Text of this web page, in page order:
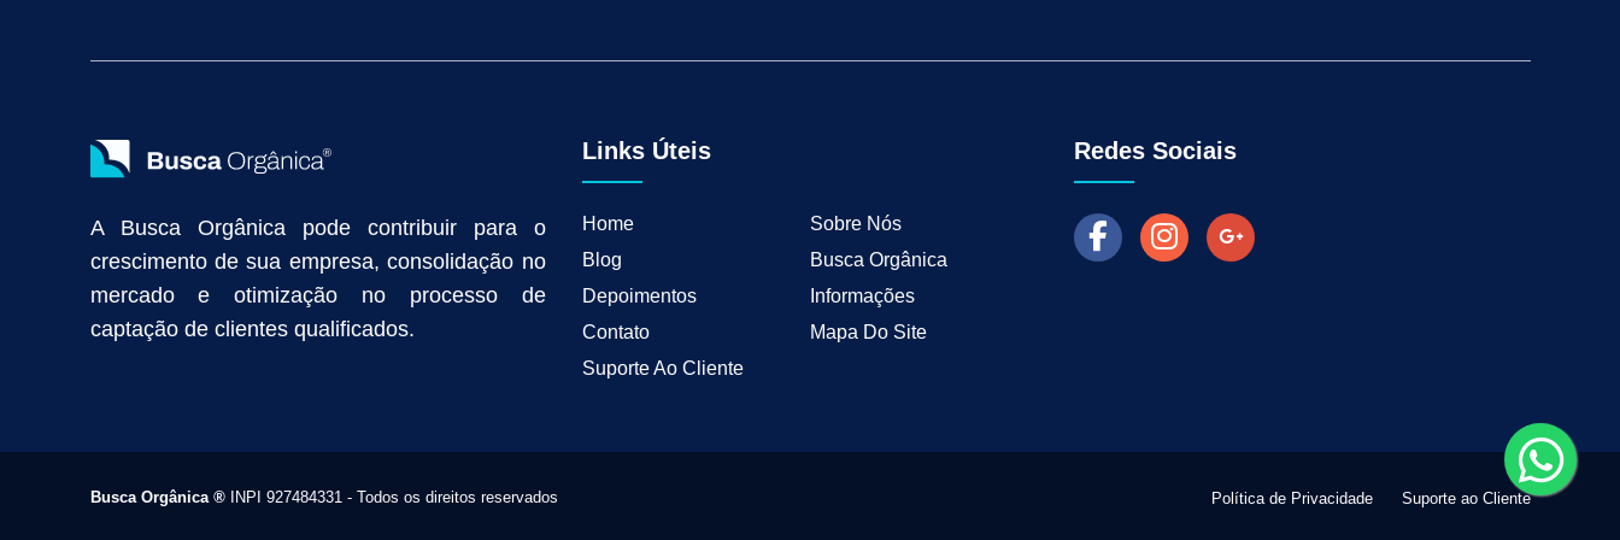
Anunciar na Internet
Captar Clientes Criação de Site para Indústria Marketing de Busca Industrial Marketing Industrial B2B Marketing para Empresas
Como Fazer Industria Vender Mais
A Busca Orgânica pode contribuir para o
crescimento de sua empresa, consolidação no
mercado e otimização no processo de
captação de clientes qualificados.
Links Úteis
Home
Sobre Nós
Blog
Busca Orgânica
Depoimentos
Informações
Contato
Mapa Do Site
Suporte Ao Cliente
Redes Sociais
Busca Orgânica ®INPI 927484331 - Todos os direitos reservados Política de Privacidade Suporte ao Cliente